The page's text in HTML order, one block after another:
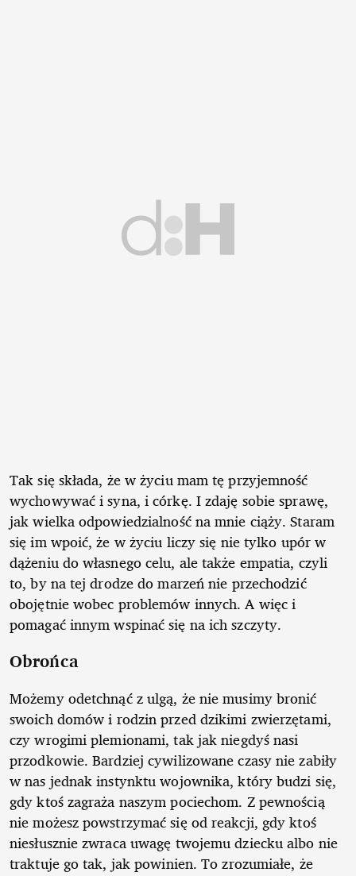
Tak się składa, że w życiu mam tę przyjemność
wychowywać i syna, i córkę. I zdaję sobie sprawę,
jak wielka odpowiedzialność na mnie ciąży. Staram
się im wpoić, że w życiu liczy się nie tylko upór w
dążeniu do własnego celu, ale także empatia, czyli
to, by na tej drodze do marzeń nie przechodzić
obojętnie wobec problemów innych. A więc i
pomagać innym wspinać się na ich szczyty.
Obrońca
Możemy odetchnąć z ulgą, że nie musimy bronić
swoich domów i rodzin przed dzikimi zwierzętami,
czy wrogimi plemionami, tak jak niegdyś nasi
przodkowie. Bardziej cywilizowane czasy nie zabiły
w nas jednak instynktu wojownika, który budzi się,
gdy ktoś zagraża naszym pociechom. Z pewnością
nie możesz powstrzymać się od reakcji, gdy ktoś
niesłusznie zwraca uwagę twojemu dziecku albo nie
traktuje go tak, jak powinien. To zrozumiałe, że